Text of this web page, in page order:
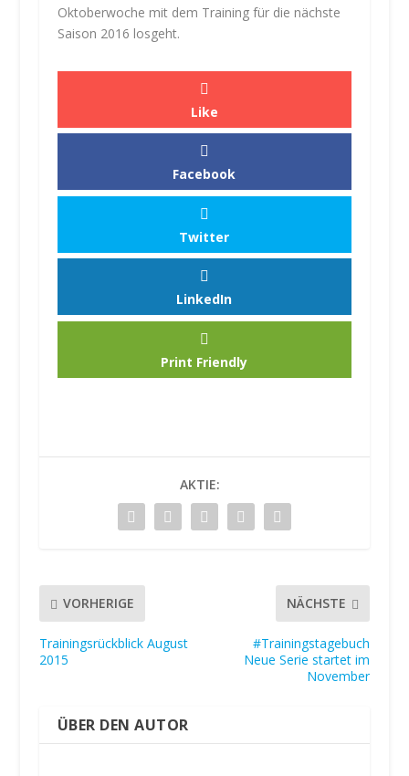
Oktoberwoche mit dem Training für die nächste
Saison 2016 losgeht.
Like
Facebook
Twitter
LinkedIn
Print Friendly
AKTIE:
VORHERIGE
Trainingsrückblick August
2015
NÄCHSTE
#Trainingstagebuch
Neue Serie startet im
November
ÜBER DEN AUTOR